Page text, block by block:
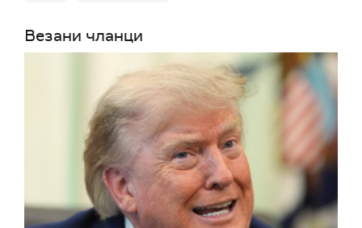
Везани чланци